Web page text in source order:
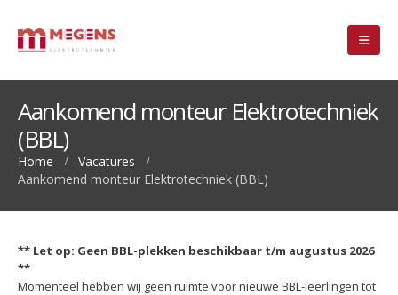
Aankomend monteur Elektrotechniek
(BBL)
Home
Vacatures
Aankomend monteur Elektrotechniek (BBL)
** Let op: Geen BBL-plekken beschikbaar t/m augustus 2026
**
Momenteel hebben wij geen ruimte voor nieuwe BBL-leerlingen tot